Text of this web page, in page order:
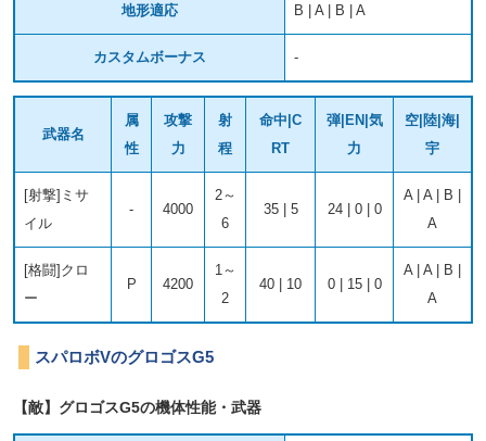
地形適応 B | A | B | A
カスタムボーナス -
武器名
属
性
攻撃
力
射
程
命中|C
RT
弾|EN|気
力
空|陸|海|
宇
[射撃]ミサ
イル
- 4000
2～
6
35 | 5 24 | 0 | 0
A | A | B |
A
[格闘]クロ
ー
P 4200
1～
2
40 | 10 0 | 15 | 0
A | A | B |
A
スパロボVのグロゴスG5
【敵】グロゴスG5の機体性能・武器